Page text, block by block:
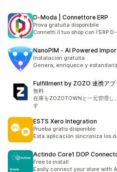
D‑Moda | Connettore ERP
Prova gratuita disponibile
Connetti il tuo shop con l'ERP
NanoPIM ‑ AI Powered
Instalación gratuita
Genera, enriquece y
Fulfillment by ZOZO 連携アプ
無料
在庫をZOZOTOWNと一元管理し
す
ESTS Xero Integration
Prueba gratis disponible
Esta aplicación sincroniza los
Actindo Core1 DOP
Free to install
Easily connect your store with